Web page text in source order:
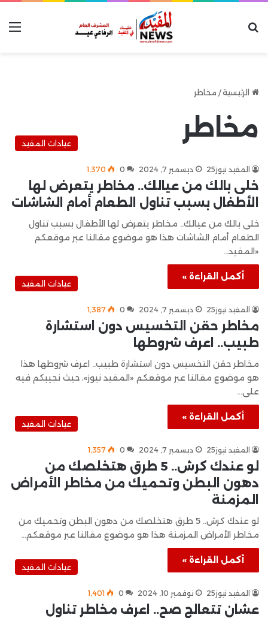
الرئيسية/ مخاطر
مخاطر
عيادات المفيد
المفيد نيوز25 ديسمبر 7, 2024 0 1٬370
خلى بالك من عيالك.. مخاطر يتعرض لها
الأطفال بسبب تناول الطعام أمام الشاشات
خلى بالك من عيالك.. مخاطر يتعرض لها الأطفال بسبب تناول
الطعام أمام الشاشات هذا هو موضوع مقالنا عبر موقعكم
«المفيد…
أكمل القراءة »
عيادات المفيد
المفيد نيوز25 ديسمبر 7, 2024 0 1٬387
مخاطر حقن التخسيس دون استشارة
طبيب.. اعرف شروطها
مخاطر حقن التخسيس دون استشارة طبيب.. اعرف شروطها هذا
هو موضوع مقالنا عبر موقعكم «المفيد نيوز»، حيث نجيبكم فيه
على…
أكمل القراءة »
عيادات المفيد
المفيد نيوز25 ديسمبر 7, 2024 0 1٬357
لو عندك كرش.. 5 طرق هتخلصك من
دهون البطن وتحميك من مخاطر الأمراض
المزمنة
لو عندك كرش.. 5 طرق هتخلصك من دهون البطن وتحميك من
مخاطر الأمراض المزمنة هذا هو موضوع مقالنا عبر موقعكم…
أكمل القراءة »
عيادات المفيد
المفيد نيوز25 نوفمبر 10, 2024 0 1٬401
عشان تتعالج صح.. اعرف مخاطر تناول